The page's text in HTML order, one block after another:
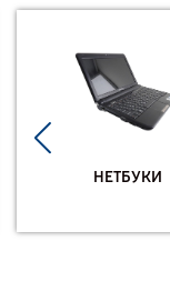
НЕТБУКИ